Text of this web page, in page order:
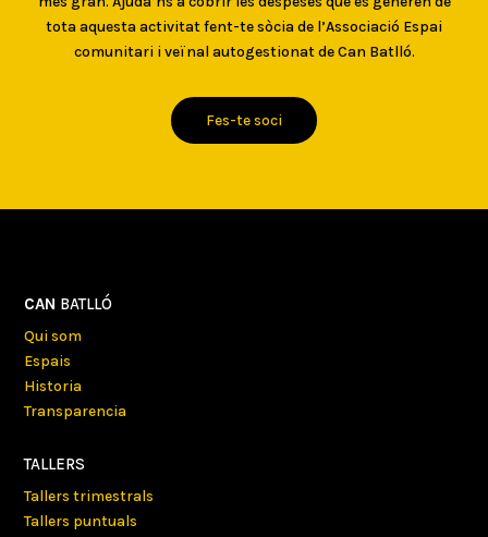
tota aquesta activitat fent-te sòcia de l’Associació Espai
comunitari i veïnal autogestionat de Can Batlló.
Fes-te soci
CAN BATLLÓ
Qui som
Espais
Historia
Transparencia
TALLERS
Tallers trimestrals
Tallers puntuals